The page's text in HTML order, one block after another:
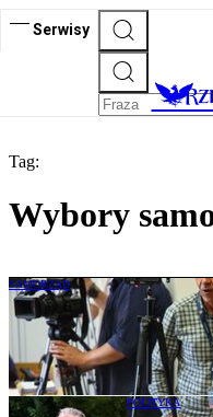
Serwisy
Tag:
Wybory
SAMORZĄD
Sąd:
Premier może
POLITYKA